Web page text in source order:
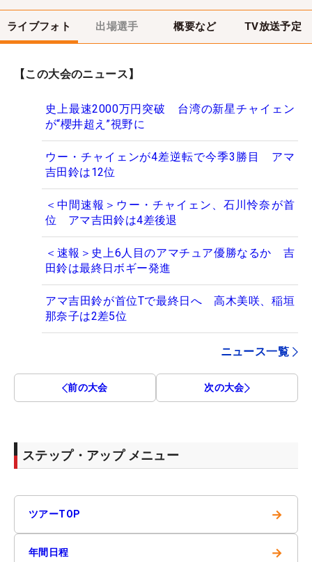
ライブフォト 出場選手 概要など TV放送予定
【この大会のニュース】
史上最速2000万円突破 台湾の新星チャイェン
が“櫻井超え”視野に
ウー・チャイェンが4差逆転で今季3勝目 アマ
吉田鈴は12位
＜中間速報＞ウー・チャイェン、石川怜奈が首
位 アマ吉田鈴は4差後退
＜速報＞史上6人目のアマチュア優勝なるか 吉
田鈴は最終日ボギー発進
アマ吉田鈴が首位Tで最終日へ 高木美咲、稲垣
那奈子は2差5位
ニュース一覧
前の大会 次の大会
ステップ・アップ メニュー
ツアーTOP →
年間日程 →